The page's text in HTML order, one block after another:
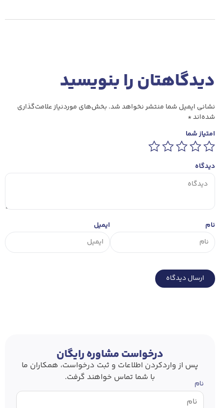
دیدگاهتان را بنویسید
نشانی ایمیل شما منتشر نخواهد شد. بخش‌های موردنیاز علامت‌گذاری
شده‌اند*
امتیاز شما
دیدگاه
نام ایمیل
درخواست مشاوره رایگان
پس از وارد‌کردن اطلاعات و ثبت درخواست، همکاران ما
با شما تماس خواهند گرفت.
نام